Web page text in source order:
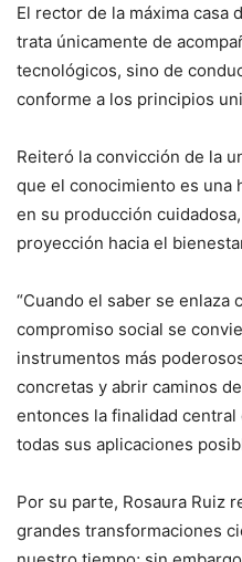
El rector de la máxima casa
trata únicamente de
tecnológicos, sino de
conforme a los principios
Reiteró la convicción de la
que el conocimiento es una
en su producción
proyección hacia el
“Cuando el saber se enlaza
compromiso social se
instrumentos más
concretas y abrir caminos
entonces la finalidad
todas sus aplicaciones
Por su parte, Rosaura Ruiz
grandes transformaciones